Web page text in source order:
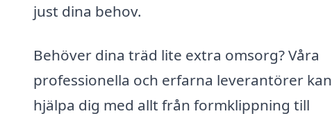
just dina behov.
Behöver dina träd lite extra omsorg? Våra
professionella och erfarna leverantörer kan
hjälpa dig med allt från formklippning till